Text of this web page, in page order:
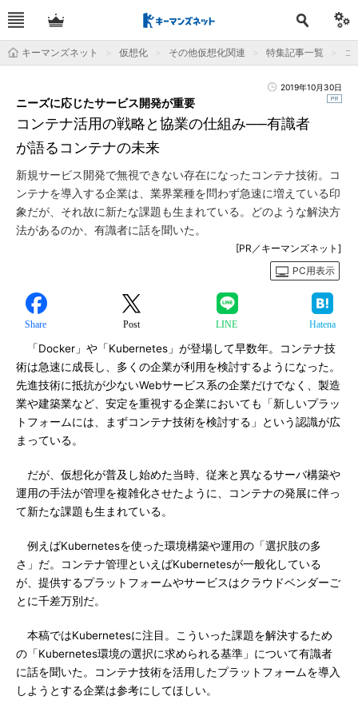
キーマンズネット 仮想化 その他仮想化関連 特集記事一覧 コ
2019年10月30日
コンテナ活用の戦略と協業の仕組み──有識者
が語るコンテナの未来
ニーズに応じたサービス開発が重要
新規サービス開発で無視できない存在になったコンテナ技術。コ
ンテナを導入する企業は、業界業種を問わず急速に増えている印
象だが、それ故に新たな課題も生まれている。どのような解決方
法があるのか、有識者に話を聞いた。
[PR／キーマンズネット]
PC用表示
Share Post LINE Hatena
「Docker」や「Kubernetes」が登場して早数年。コンテナ技
術は急速に成長し、多くの企業が利用を検討するようになった。
先進技術に抵抗が少ないWebサービス系の企業だけでなく、製造
業や建築業など、安定を重視する企業においても「新しいプラッ
トフォームには、まずコンテナ技術を検討する」という認識が広
まっている。
だが、仮想化が普及し始めた当時、従来と異なるサーバ構築や
運用の手法が管理を複雑化させたように、コンテナの発展に伴っ
て新たな課題も生まれている。
例えばKubernetesを使った環境構築や運用の「選択肢の多
さ」だ。コンテナ管理といえばKubernetesが一般化している
が、提供するプラットフォームやサービスはクラウドベンダーご
とに千差万別だ。
本稿ではKubernetesに注目。こういった課題を解決するため
の「Kubernetes環境の選択に求められる基準」について有識者
に話を聞いた。コンテナ技術を活用したプラットフォームを導入
しようとする企業は参考にしてほしい。